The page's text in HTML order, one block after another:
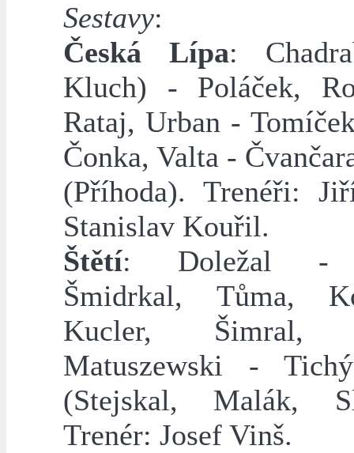
Sestavy:
Česká Lípa:
Kluch) - Poláček,
Rataj, Urban -
Čonka, Valta -
(Příhoda). Trenéři:
Stanislav Kouřil.
Štětí: Doležal -
Šmidrkal, Tůma,
Kucler, Šimral,
Matuszewski -
(Stejskal, Malák,
Trenér: Josef Vinš.